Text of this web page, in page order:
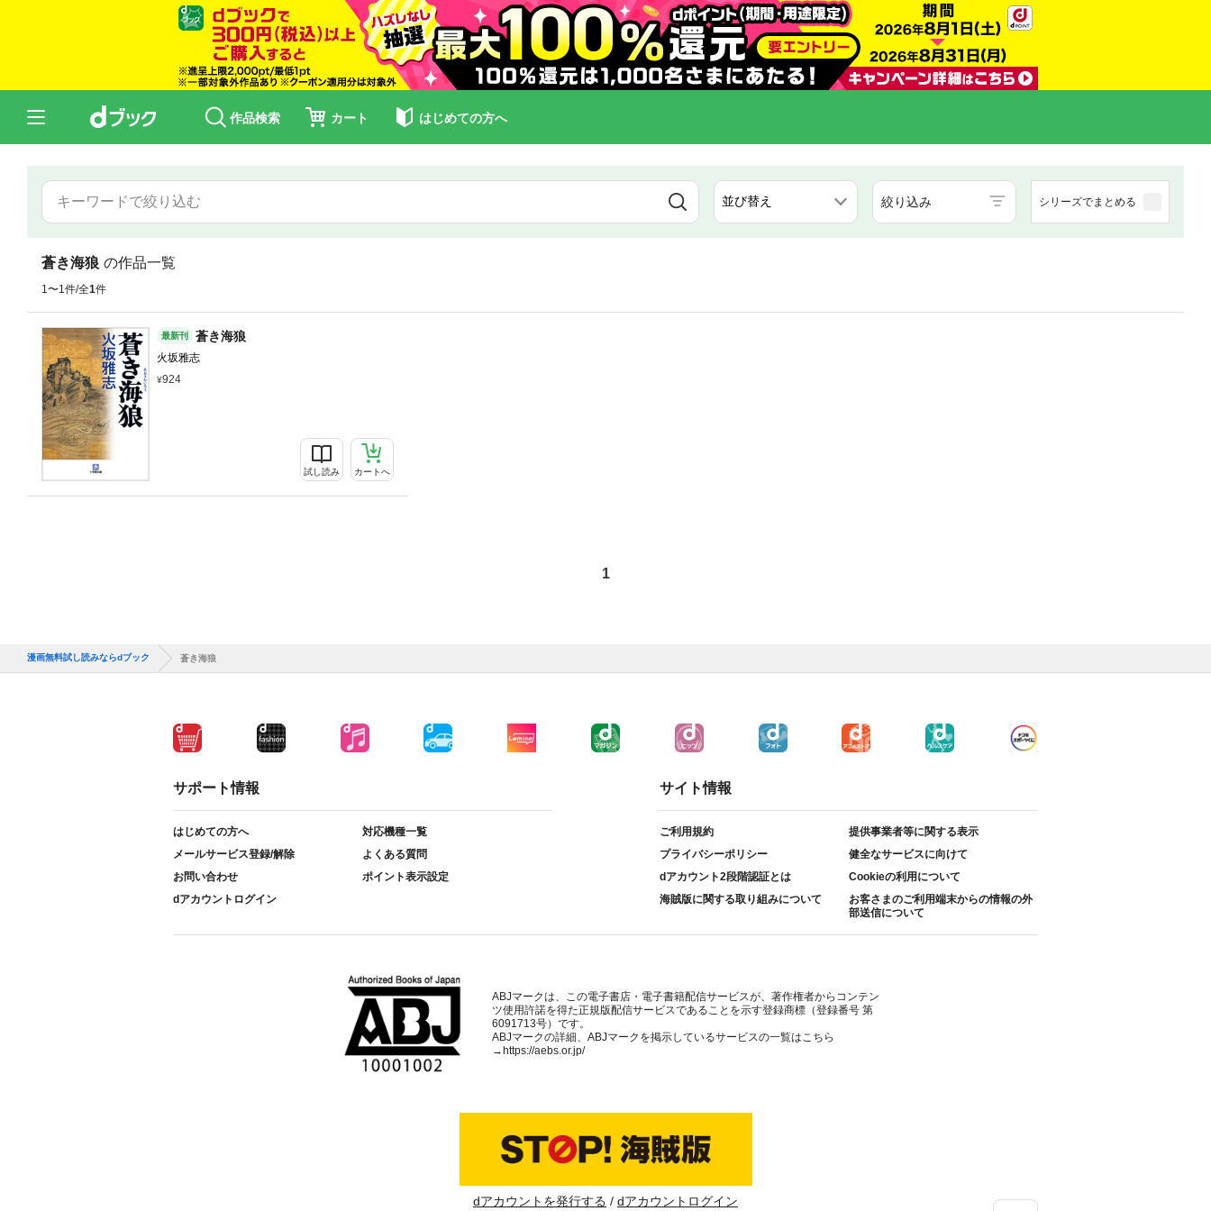
作品検索 カート はじめての方へ
絞り込み シリーズでまとめる
蒼き海狼 の作品一覧
1〜1件/全1件
最新刊 蒼き海狼
火坂雅志
924
試し読み カートへ
1
漫画無料試し読みならdブック 蒼き海狼
サポート情報
はじめての方へ
対応機種一覧
メールサービス登録/解除
よくある質問
お問い合わせ
ポイント表示設定
dアカウントログイン
サイト情報
ご利用規約
提供事業者等に関する表示
プライバシーポリシー
健全なサービスに向けて
dアカウント2段階認証とは
Cookieの利用について
海賊版に関する取り組みについて
お客さまのご利用端末からの情報の外
部送信について
ABJマークは、この電子書店・電子書籍配信サービスが、著作権者からコンテン
ツ使用許諾を得た正規版配信サービスであることを示す登録商標（登録番号 第
6091713号）です。
ABJマークの詳細、ABJマークを掲示しているサービスの一覧はこちら
→https://aebs.or.jp/
dアカウントを発行する dアカウントログイン